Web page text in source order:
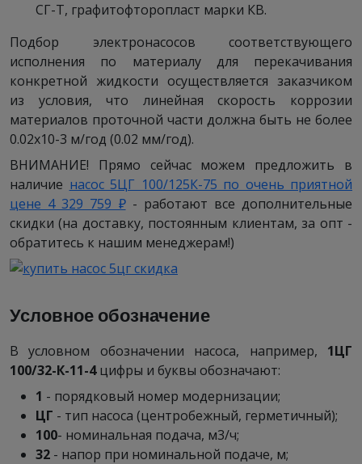
СГ-Т, графитофторопласт марки КВ.
Подбор электронасосов соответствующего
исполнения по материалу для перекачивания
конкретной жидкости осуществляется заказчиком
из условия, что линейная скорость коррозии
материалов проточной части должна быть не более
0.02х10-3 м/год (0.02 мм/год).
ВНИМАНИЕ! Прямо сейчас можем предложить в
наличие насос 5ЦГ 100/125К-75 по очень приятной
цене 4 329 759 ₽- работают все дополнительные
скидки (на доставку, постоянным клиентам, за опт -
обратитесь к нашим менеджерам!)
Условное обозначение
В условном обозначении насоса, например, 1ЦГ
100/32-К-11-4цифры и буквы обозначают:
1 - порядковый номер модернизации;
ЦГ - тип насоса (центробежный, герметичный);
100- номинальная подача, м3/ч;
32 - напор при номинальной подаче, м;